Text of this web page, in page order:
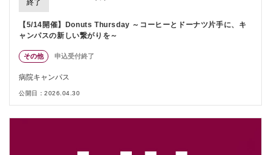
終了
【5/14開催】Donuts Thursday ～コーヒーとドーナツ片手に、キ
ャンパスの新しい繋がりを～
その他 申込受付終了
病院キャンパス
公開日：2026.04.30